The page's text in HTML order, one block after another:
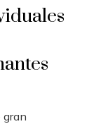
gran